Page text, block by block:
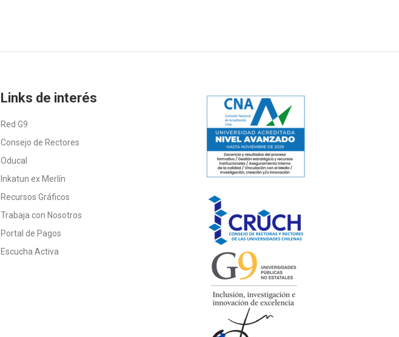
Links de interés
Red G9
Consejo de Rectores
Oducal
Inkatun ex Merlín
Recursos Gráficos
Trabaja con Nosotros
Portal de Pagos
Escucha Activa